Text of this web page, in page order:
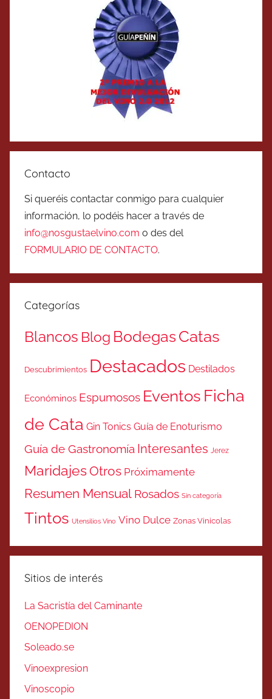
Contacto
Si queréis contactar conmigo para cualquier
información, lo podéis hacer a través de
info@nosgustaelvino.com o des del
FORMULARIO DE CONTACTO.
Categorías
Blancos Blog BodegasCatas
Descubrimientos Destacados Destilados
Económinos Espumosos Eventos Ficha
de Cata Gin Tonics Guía de Enoturismo
Guía de Gastronomía Interesantes Jerez
MaridajesOtros Próximamente
Resumen Mensual Rosados Sin categoría
Tintos Utensilios Vino Vino Dulce Zonas Vinicolas
Sitios de interés
La Sacristía del Caminante
OENOPEDION
Soleado.se
Vinoexpresion
Vinoscopio